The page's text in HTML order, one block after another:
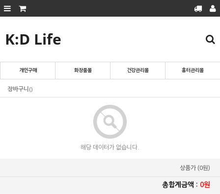
회원가입
화장품몰
K:D Life
개인구매 화장품몰 건강관리몰 흉터관리몰
장바구니 ()
해당 데이터가 없습니다.
상품가 (0원)
총합계금액 : 0원